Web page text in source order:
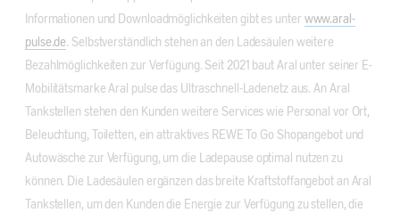
Informationen und Downloadmöglichkeiten gibt es unter www.aral-
pulse.de. Selbstverständlich stehen an den Ladesäulen weitere
Bezahlmöglichkeiten zur Verfügung. Seit 2021 baut Aral unter seiner E-
Mobilitätsmarke Aral pulse das Ultraschnell-Ladenetz aus. An Aral
Tankstellen stehen den Kunden weitere Services wie Personal vor Ort,
Beleuchtung, Toiletten, ein attraktives REWE To Go Shopangebot und
Autowäsche zur Verfügung, um die Ladepause optimal nutzen zu
können. Die Ladesäulen ergänzen das breite Kraftstoffangebot an Aral
Tankstellen, um den Kunden die Energie zur Verfügung zu stellen, die